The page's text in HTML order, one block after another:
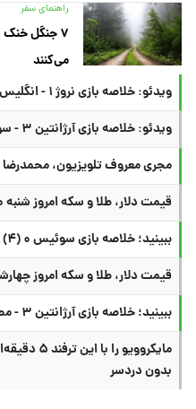
راهنمای سفر
۷ جنگل
می‌کنند
ویدئو: خلاصه بازی نروژ ۱ - انگلیس ۲
ویدئو: خلاصه بازی آرژانتین ۳ - سوئیس ۱
مجری معروف تلویزیون،
قیمت دلار، طلا و سکه امروز شنبه ۲۰ تیر
ببینید؛ خلاصه بازی سوئیس ۰ (۴) - کلمبیا ۰ (۳) در جام جهانی
قیمت دلار، طلا و سکه امروز چهارشنبه ۱۷ تیر
ببینید؛ خلاصه بازی آرژانتین ۳ - مصر ۲ در جام جهانی
بدون دردسر